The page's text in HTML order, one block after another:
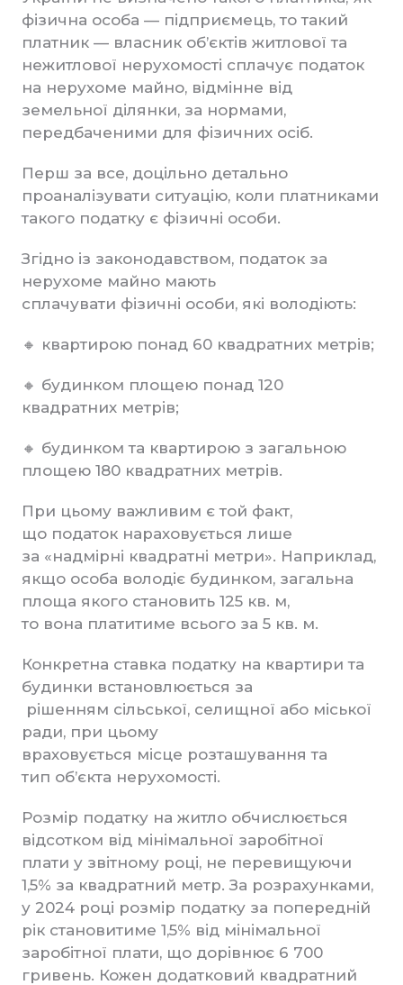
фізична особа — підприємець, то такий
платник — власник об’єктів житлової та
нежитлової нерухомості сплачує податок
на нерухоме майно, відмінне від
земельної ділянки, за нормами,
передбаченими для фізичних осіб.
Перш за все, доцільно детально
проаналізувати ситуацію, коли платниками
такого податку є фізичні особи.
Згідно із законодавством, податок за
нерухоме майно мають
сплачувати фізичні особи, які володіють:
🔸 квартирою понад 60 квадратних метрів;
🔸 будинком площею понад 120
квадратних метрів;
🔸 будинком та квартирою з загальною
площею 180 квадратних метрів.
При цьому важливим є той факт,
що податок нараховується лише
за «надмірні квадратні метри». Наприклад,
якщо особа володіє будинком, загальна
площа якого становить 125 кв. м,
то вона платитиме всього за 5 кв. м.
Конкретна ставка податку на квартири та
будинки встановлюється за
рішенням сільської, селищної або міської
ради, при цьому
враховується місце розташування та
тип об’єкта нерухомості.
Розмір податку на житло обчислюється
відсотком від мінімальної заробітної
плати у звітному році, не перевищуючи
1,5% за квадратний метр. За розрахунками,
у 2024 році розмір податку за попередній
рік становитиме 1,5% від мінімальної
заробітної плати, що дорівнює 6 700
гривень. Кожен додатковий квадратний